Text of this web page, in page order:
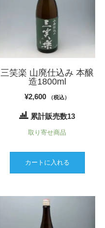
三笑楽 山廃仕込み 本醸
造1800ml
¥2,600 （税込）
累計販売数13
取り寄せ商品
カートに入れる